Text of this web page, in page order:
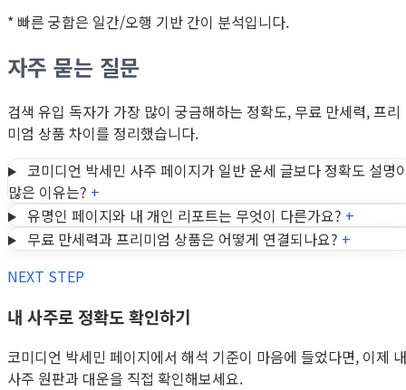
* 빠른 궁합은 일간/오행 기반 간이 분석입니다.
자주 묻는 질문
검색 유입 독자가 가장 많이 궁금해하는 정확도, 무료 만세력, 프리
미엄 상품 차이를 정리했습니다.
코미디언 박세민 사주 페이지가 일반 운세 글보다 정확도 설명
많은 이유는? +
유명인 페이지와 내 개인 리포트는 무엇이 다른가요? +
무료 만세력과 프리미엄 상품은 어떻게 연결되나요? +
NEXT STEP
내 사주로 정확도 확인하기
코미디언 박세민 페이지에서 해석 기준이 마음에 들었다면, 이제 내
사주 원판과 대운을 직접 확인해보세요.